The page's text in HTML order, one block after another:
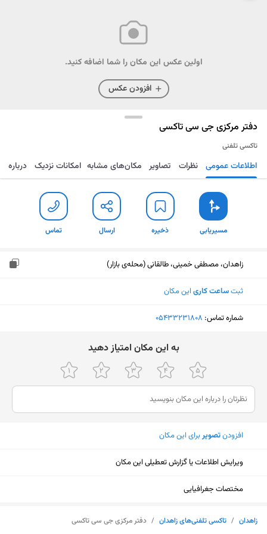
اولین عکس این مکان را شما اضافه کنید.
افزودن عکس
دفتر مرکزی جی سی تاکسی
تاکسی تلفنی
مسیریابی ذخیره ارسال تماس اطلاعات عمومی نظرات تصاویر مکان‌های مشابه امکانات نزدیک درباره
مسیریابی ذخیره ارسال تماس
زاهدان، مصطفی خمینی، طالقانی (محله‌ی بازار)
ثبتساعت کاری این مکان
شماره تماس: ‎05433231808
ﺑﻪ اﯾﻦ ﻣﮑﺎن اﻣﺘﯿﺎز دﻫﯿﺪ
افزودنتصویربرای این مکان
ویرایش اطلاعات یا گزارش تعطیلی این مکان
مختصات جغرافیایی
زاهدان / تاکسی تلفنی‌های زاهدان / دفتر مرکزی جی سی تاکسی